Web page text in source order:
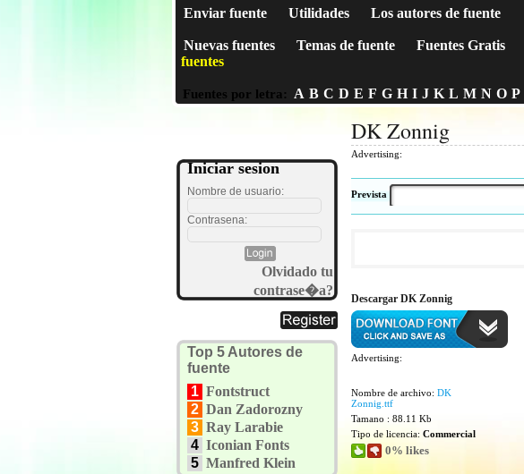
Enviar fuente Utilidades Los autores de fuente
Nuevas fuentes Temas de fuente Fuentes Gratis
fuentes
Fuentes por letra: A B C D E F G H I J K L M N O P
Iniciar sesion
Nombre de usuario:
Contrasena:
Olvidado tu
contrase�a?
Top 5 Autores de
fuente
1 Fontstruct
2 Dan Zadorozny
3 Ray Larabie
4 Iconian Fonts
5 Manfred Klein
DK Zonnig
Advertising:
Prevista
Descargar DK Zonnig
Advertising:
Nombre de archivo: DK
Zonnig.ttf
Tamano : 88.11 Kb
Tipo de licencia: Commercial
0% likes